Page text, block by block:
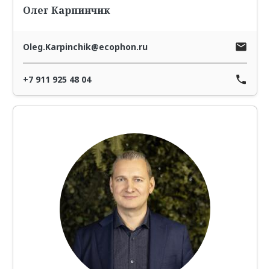
Олег Карпинчик
Oleg.Karpinchik@ecophon.ru
+7 911 925 48 04